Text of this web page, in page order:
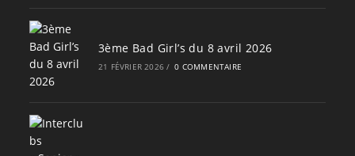
3ème Bad Girl’s du 8 avril 2026
21 FÉVRIER 2026 / 0 COMMENTAIRE